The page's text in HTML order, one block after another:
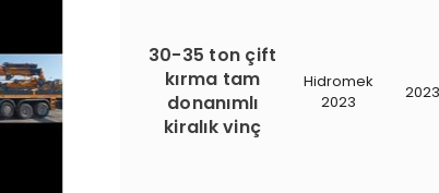
30-35 ton çift
kırma tam
donanımlı
kiralık vinç
Hidromek
2023
2023